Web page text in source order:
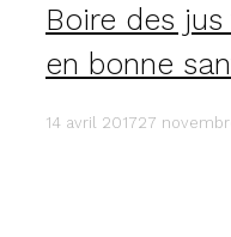
Boire des
en bonne
14 avril 201727